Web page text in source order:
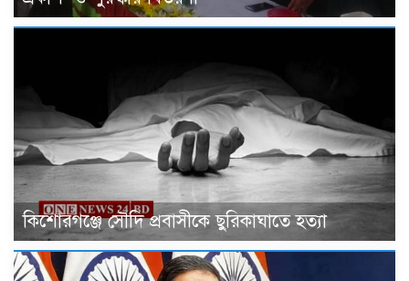
কিশোরগঞ্জে সৌদি প্রবাসীকে ছুরিকাঘাতে হত্যা